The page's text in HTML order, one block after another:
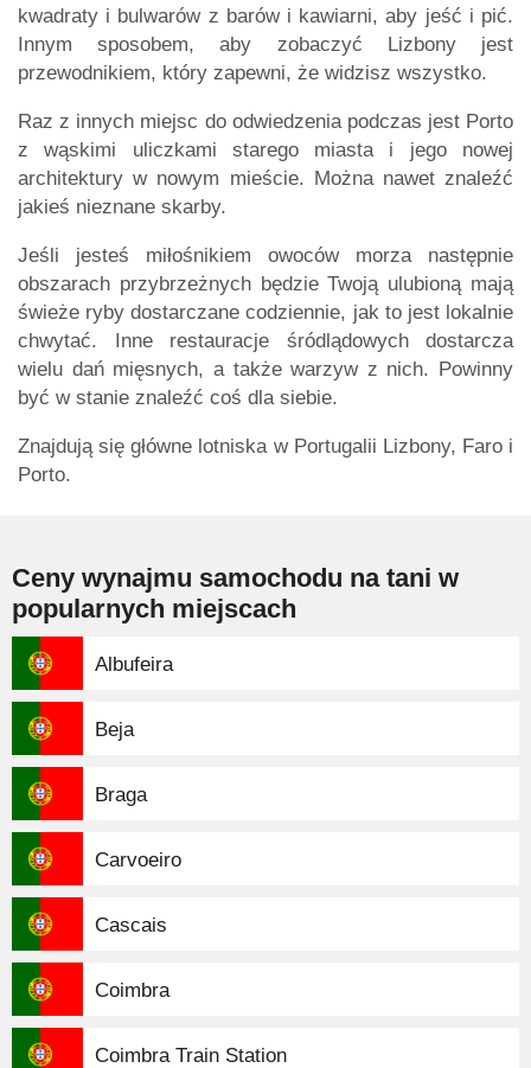
kwadraty i bulwarów z barów i kawiarni, aby jeść i pić.
Innym sposobem, aby zobaczyć Lizbony jest
przewodnikiem, który zapewni, że widzisz wszystko.
Raz z innych miejsc do odwiedzenia podczas jest Porto
z wąskimi uliczkami starego miasta i jego nowej
architektury w nowym mieście. Można nawet znaleźć
jakieś nieznane skarby.
Jeśli jesteś miłośnikiem owoców morza następnie
obszarach przybrzeżnych będzie Twoją ulubioną mają
świeże ryby dostarczane codziennie, jak to jest lokalnie
chwytać. Inne restauracje śródlądowych dostarcza
wielu dań mięsnych, a także warzyw z nich. Powinny
być w stanie znaleźć coś dla siebie.
Znajdują się główne lotniska w Portugalii Lizbony, Faro i
Porto.
Ceny wynajmu samochodu na tani w
popularnych miejscach
Albufeira
Beja
Braga
Carvoeiro
Cascais
Coimbra
Coimbra Train Station